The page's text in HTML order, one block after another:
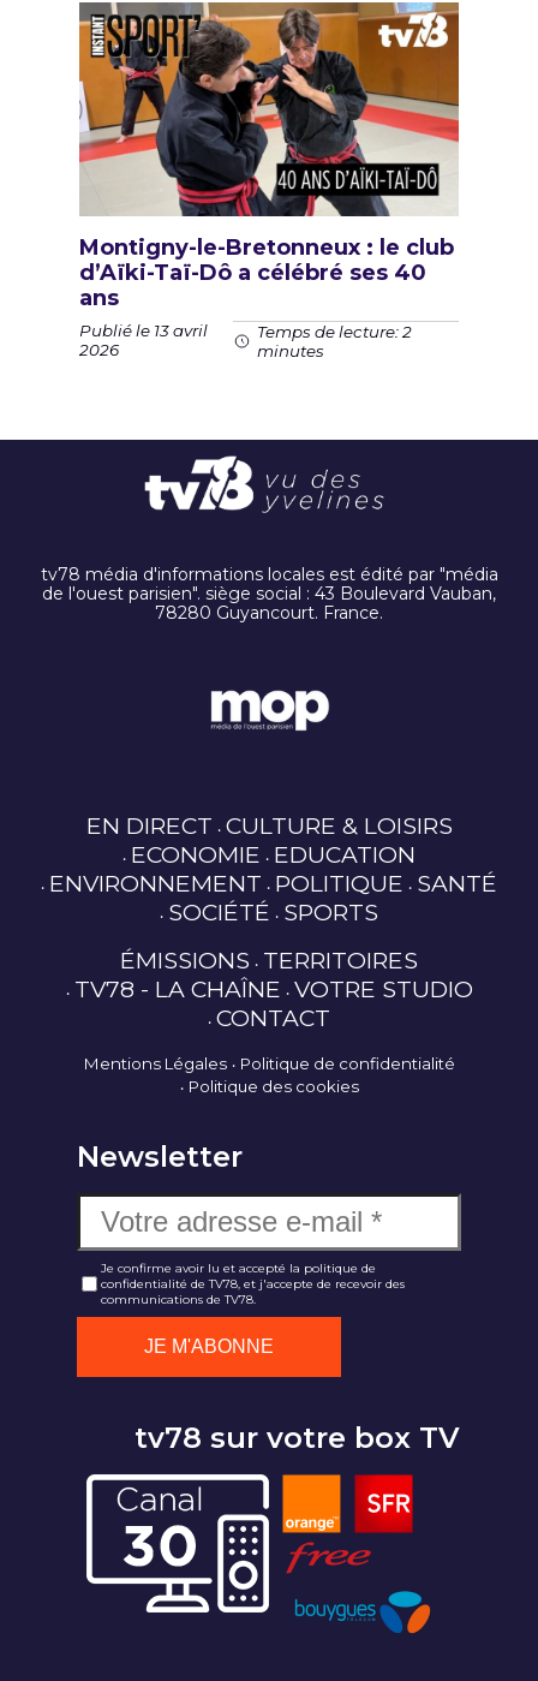
Montigny-le-Bretonneux : le club
d’Aïki-Taï-Dô a célébré ses 40
ans
Publié le 13 avril
2026
Temps de lecture: 2
minutes
tv78 média d'informations locales est édité par "média
de l'ouest parisien". siège social : 43 Boulevard Vauban,
78280 Guyancourt. France.
EN DIRECT CULTURE & LOISIRS
ECONOMIE EDUCATION
ENVIRONNEMENT POLITIQUE SANTÉ
SOCIÉTÉ SPORTS
ÉMISSIONS TERRITOIRES
TV78 - LA CHAÎNE VOTRE STUDIO
CONTACT
Mentions Légales
Politique de confidentialité
Politique des cookies
Newsletter
Je confirme avoir lu et accepté la politique de
confidentialité de TV78, et j'accepte de recevoir des
communications de TV78.
tv78 sur votre box TV